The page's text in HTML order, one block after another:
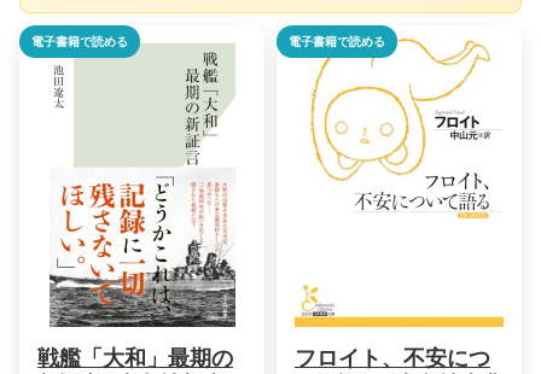
電子書籍で読める
戦艦「大和」最期の
電子書籍で読める
フロイト、不安につ